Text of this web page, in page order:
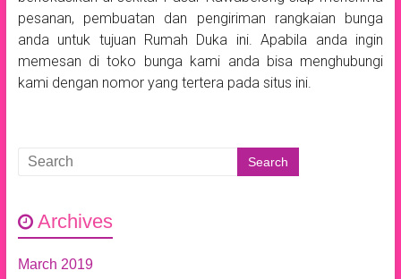
pesanan, pembuatan dan pengiriman rangkaian bunga
anda untuk tujuan Rumah Duka ini. Apabila anda ingin
memesan di toko bunga kami anda bisa menghubungi
kami dengan nomor yang tertera pada situs ini.
Archives
March 2019